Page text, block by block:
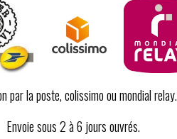
par la poste, colissimo ou mondial relay.
Envoie sous 2 à 6 jours ouvrés.